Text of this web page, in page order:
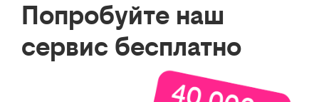
Попробуйте наш
сервис бесплатно